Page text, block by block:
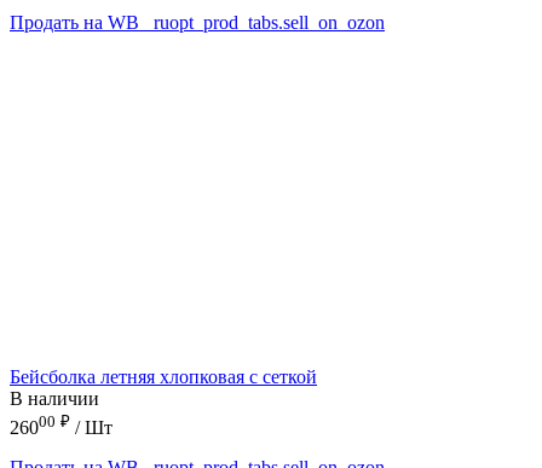
Продать на WB
_ruopt_prod_tabs.sell_on_ozon
Бейсболка летняя хлопковая с сеткой
В наличии
26000 ₽ / Шт